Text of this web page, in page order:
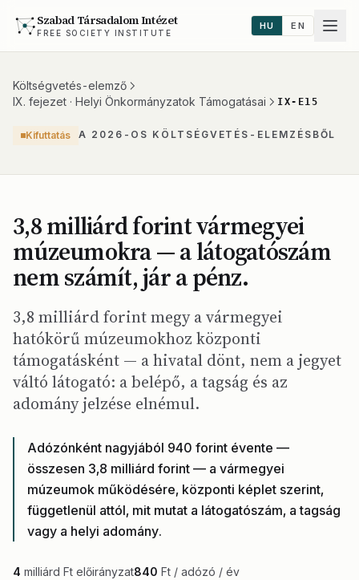
Szabad Társadalom Intézet
FREE SOCIETY INSTITUTE
HU EN
Költségvetés-elemző
IX. fejezet · Helyi Önkormányzatok Támogatásai
IX-E15
Kifuttatás A 2026-OS KÖLTSÉGVETÉS-ELEMZÉSBŐL
3,8 milliárd forint vármegyei
múzeumokra — a látogatószám
nem számít, jár a pénz.
3,8 milliárd forint megy a vármegyei
hatókörű múzeumokhoz központi
támogatásként — a hivatal dönt, nem a jegyet
váltó látogató: a belépő, a tagság és az
adomány jelzése elnémul.
Adózónként nagyjából 940 forint évente —
összesen 3,8 milliárd forint — a vármegyei
múzeumok működésére, központi képlet szerint,
függetlenül attól, mit mutat a látogatószám, a tagság
vagy a helyi adomány.
4 milliárd Ft előirányzat840 Ft / adózó / év